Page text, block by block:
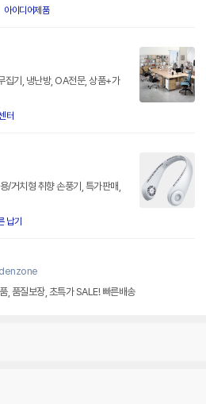
아이디어제품
집기, 냉난방, OA전문, 상품+가
터
/거치형 취향 손풍기, 특가판매,
납기
, 품질보장, 초특가 SALE! 빠른배송